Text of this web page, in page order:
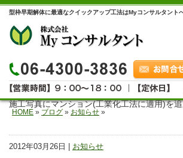
型枠早期解体に最適なクイックアップ工法はMyコンサルタント
HOME » ブログ » お知らせ »
施工写真にマンション(工業化工法に適用)を
2012年03月26日 | お知らせ